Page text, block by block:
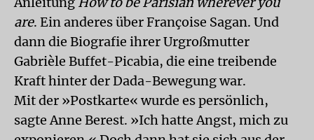
are. Ein anderes über Françoise Sagan. Und
dann die Biografie ihrer Urgroßmutter
Gabrièle Buffet-Picabia, die eine treibende
Kraft hinter der Dada-Bewegung war.
Mit der »Postkarte« wurde es persönlich,
sagte Anne Berest. »Ich hatte Angst, mich zu